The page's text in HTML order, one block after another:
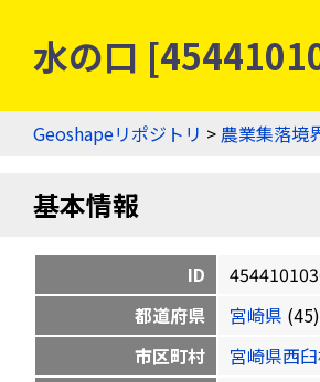
水の口
Geoshapeリポジトリ > 農業集落境
基本情報
ID
都道府県
宮崎県 (45)
市区町村
宮崎県西